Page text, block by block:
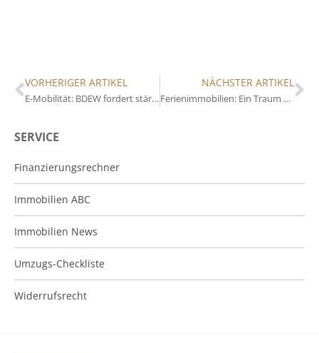
SERVICE
Finanzierungsrechner
Immobilien ABC
Immobilien News
Umzugs-Checkliste
Widerrufsrecht
VORHERIGER ARTIKEL
E-Mobilität: BDEW fordert stärkere Nutzung des Flächentools
NÄCHSTER ARTIKEL
Ferienimmobilien: Ein Traum vieler Deutscher